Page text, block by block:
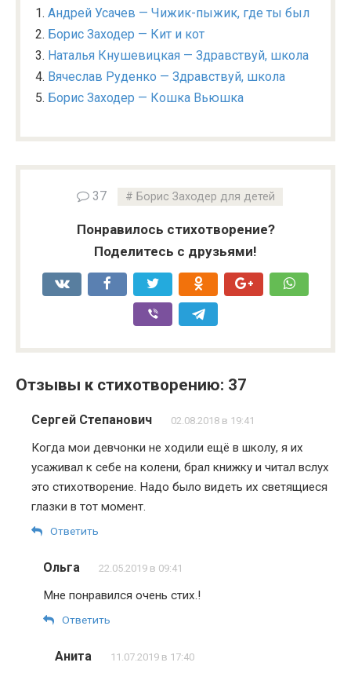
Андрей Усачев — Чижик-пыжик, где ты был
Борис Заходер — Кит и кот
Наталья Кнушевицкая — Здравствуй, школа
Вячеслав Руденко — Здравствуй, школа
Борис Заходер — Кошка Вьюшка
37 Борис Заходер для детей
Понравилось стихотворение?
Поделитесь с друзьями!
Отзывы к стихотворению: 37
Сергей Степанович 02.08.2018 в 19:41
Когда мои девчонки не ходили ещё в школу, я их
усаживал к себе на колени, брал книжку и читал вслух
это стихотворение. Надо было видеть их светящиеся
глазки в тот момент.
Ответить
Ольга 22.05.2019 в 09:41
Мне понравился очень стих.!
Ответить
Анита 11.07.2019 в 17:40